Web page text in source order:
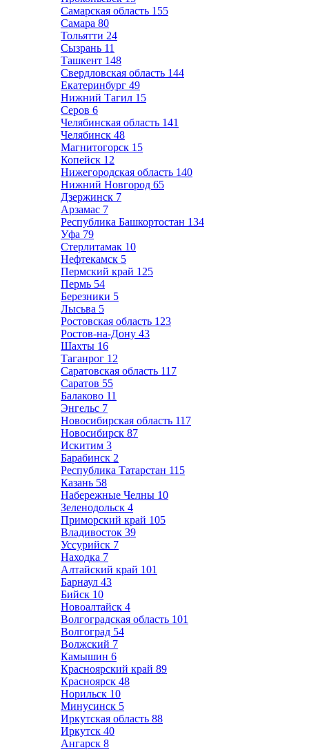
Самарская область 155
Самара 80
Тольятти 24
Сызрань 11
Ташкент 148
Свердловская область 144
Екатеринбург 49
Нижний Тагил 15
Серов 6
Челябинская область 141
Челябинск 48
Магнитогорск 15
Копейск 12
Нижегородская область 140
Нижний Новгород 65
Дзержинск 7
Арзамас 7
Республика Башкортостан 134
Уфа 79
Стерлитамак 10
Нефтекамск 5
Пермский край 125
Пермь 54
Березники 5
Лысьва 5
Ростовская область 123
Ростов-на-Дону 43
Шахты 16
Таганрог 12
Саратовская область 117
Саратов 55
Балаково 11
Энгельс 7
Новосибирская область 117
Новосибирск 87
Искитим 3
Барабинск 2
Республика Татарстан 115
Казань 58
Набережные Челны 10
Зеленодольск 4
Приморский край 105
Владивосток 39
Уссурийск 7
Находка 7
Алтайский край 101
Барнаул 43
Бийск 10
Новоалтайск 4
Волгоградская область 101
Волгоград 54
Волжский 7
Камышин 6
Красноярский край 89
Красноярск 48
Норильск 10
Минусинск 5
Иркутская область 88
Иркутск 40
Ангарск 8